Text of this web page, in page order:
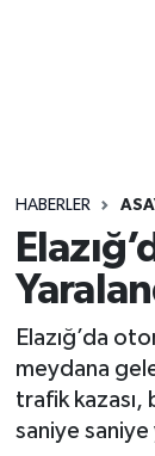
HABERLER
Elazığ’da
meydana
trafik kazası,
saniye saniye
Yaşam